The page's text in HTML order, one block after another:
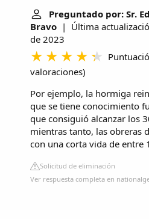
Preguntado por: Sr.
Bravo | Última
de 2023
valoraciones)
Por ejemplo, la hormiga
que se tiene conocimiento
que consiguió alcanzar los
mientras tanto, las obreras
con una corta vida de entre
Solicitud de eliminación
Ver respuesta completa en